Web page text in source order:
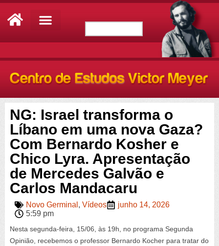
NG: Israel transforma o
Líbano em uma nova Gaza?
Com Bernardo Kosher e
Chico Lyra. Apresentação
de Mercedes Galvão e
Carlos Mandacaru
Novo Germinal , Vídeos
junho 14, 2026
5:59 pm
Nesta segunda-feira, 15/06, às 19h, no programa Segunda
Opinião, recebemos o professor Bernardo Kocher para tratar do